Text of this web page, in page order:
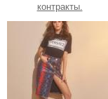
контракты.